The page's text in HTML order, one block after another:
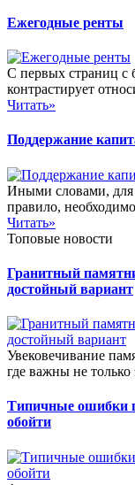
Ежегодные ренты
С первых страниц с
контрастирует
Читать»
Поддержание
Иными словами, для
правило,
Читать»
Топовые новости
Гранитный
достойный вариант
Увековечивание
где важны не
Типичные ошибки
обойти